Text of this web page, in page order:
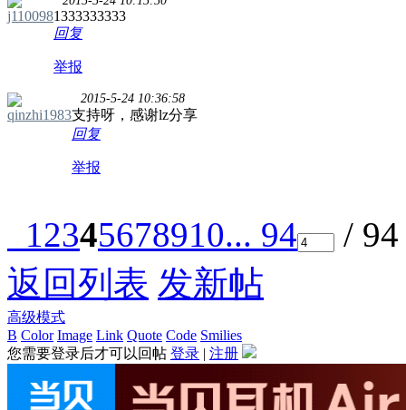
j1100981333333333
回复
举报
qinzhi1983
2015-5-24 10:36:58
支持呀，感谢lz分享
回复
举报
12345678910... 94
/
返回列表 发新帖
高级模式
B Color Image Link Quote Code Smilies
您需要登录后才可以回帖 登录 | 注册